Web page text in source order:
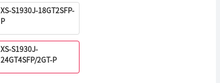
XS-S1930J-18GT2SFP-
P
XS-S1930J-
24GT4SFP/2GT-P